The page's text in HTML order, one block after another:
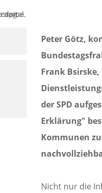
Peter Götz,
Frank
der SPD
Erklärung"
Kommunen
Nicht nur die